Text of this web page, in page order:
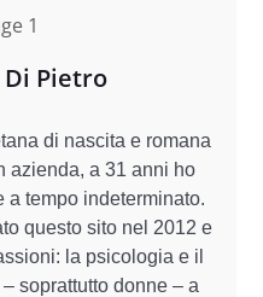
Di Pietro
di nascita e romana
azienda, a 31 anni ho
a tempo indeterminato.
questo sito nel 2012 e
la psicologia e il
soprattutto donne – a